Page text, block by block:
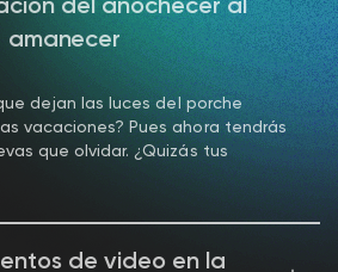
amanecer
dejan las luces del porche
vacaciones? Pues ahora tendrás
que olvidar. ¿Quizás tus
de video en la